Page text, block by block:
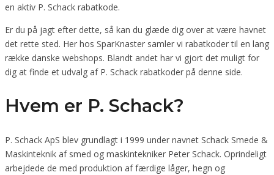
en aktiv P. Schack rabatkode.
Er du på jagt efter dette, så kan du glæde dig over at være havnet
det rette sted. Her hos SparKnaster samler vi rabatkoder til en lang
række danske webshops. Blandt andet har vi gjort det muligt for
dig at finde et udvalg af P. Schack rabatkoder på denne side.
Hvem er P. Schack?
P. Schack ApS blev grundlagt i 1999 under navnet Schack Smede &
Maskinteknik af smed og maskintekniker Peter Schack. Oprindeligt
arbejdede de med produktion af færdige låger, hegn og